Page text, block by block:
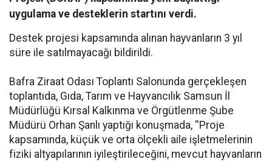
uygulama ve desteklerin startını verdi.
Destek projesi kapsamında alınan hayvanların 3 yıl
süre ile satılmayacağı bildirildi.
Bafra Ziraat Odası Toplantı Salonunda gerçekleşen
toplantıda, Gıda, Tarım ve Hayvancılık Samsun İl
Müdürlüğü Kırsal Kalkınma ve Örgütlenme Şube
Müdürü Orhan Şanlı yaptığı konuşmada, ''Proje
kapsamında, küçük ve orta ölçekli aile işletmelerinin
fiziki altyapılarının iyileştirileceğini, mevcut hayvanların